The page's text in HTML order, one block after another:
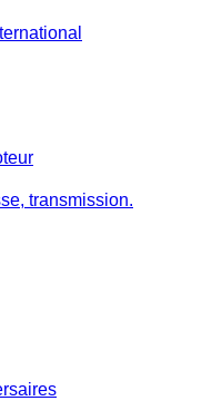
transmission.